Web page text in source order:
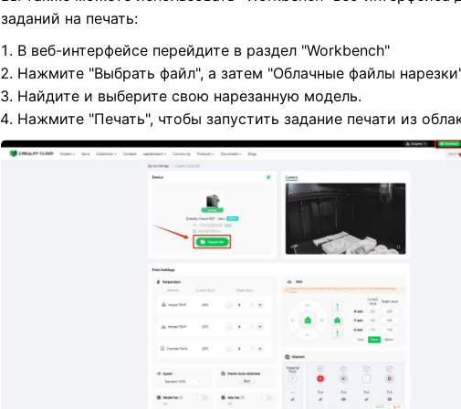
заданий на печать:
В веб-интерфейсе перейдите в раздел "Workbench"
Нажмите "Выбрать файл", а затем "Облачные файлы
Найдите и выберите свою нарезанную модель.
Нажмите "Печать", чтобы запустить задание печати из